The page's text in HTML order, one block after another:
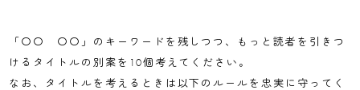
「〇〇 〇〇」のキーワードを残しつつ、もっと読者を引きつ
けるタイトルの別案を10個考えてください。
なお、タイトルを考えるときは以下のルールを忠実に守ってく